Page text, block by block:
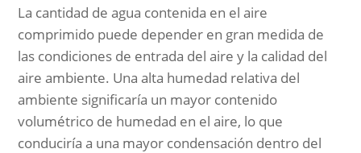
La cantidad de agua contenida en el aire
comprimido puede depender en gran medida de
las condiciones de entrada del aire y la calidad del
aire ambiente. Una alta humedad relativa del
ambiente significaría un mayor contenido
volumétrico de humedad en el aire, lo que
conduciría a una mayor condensación dentro del